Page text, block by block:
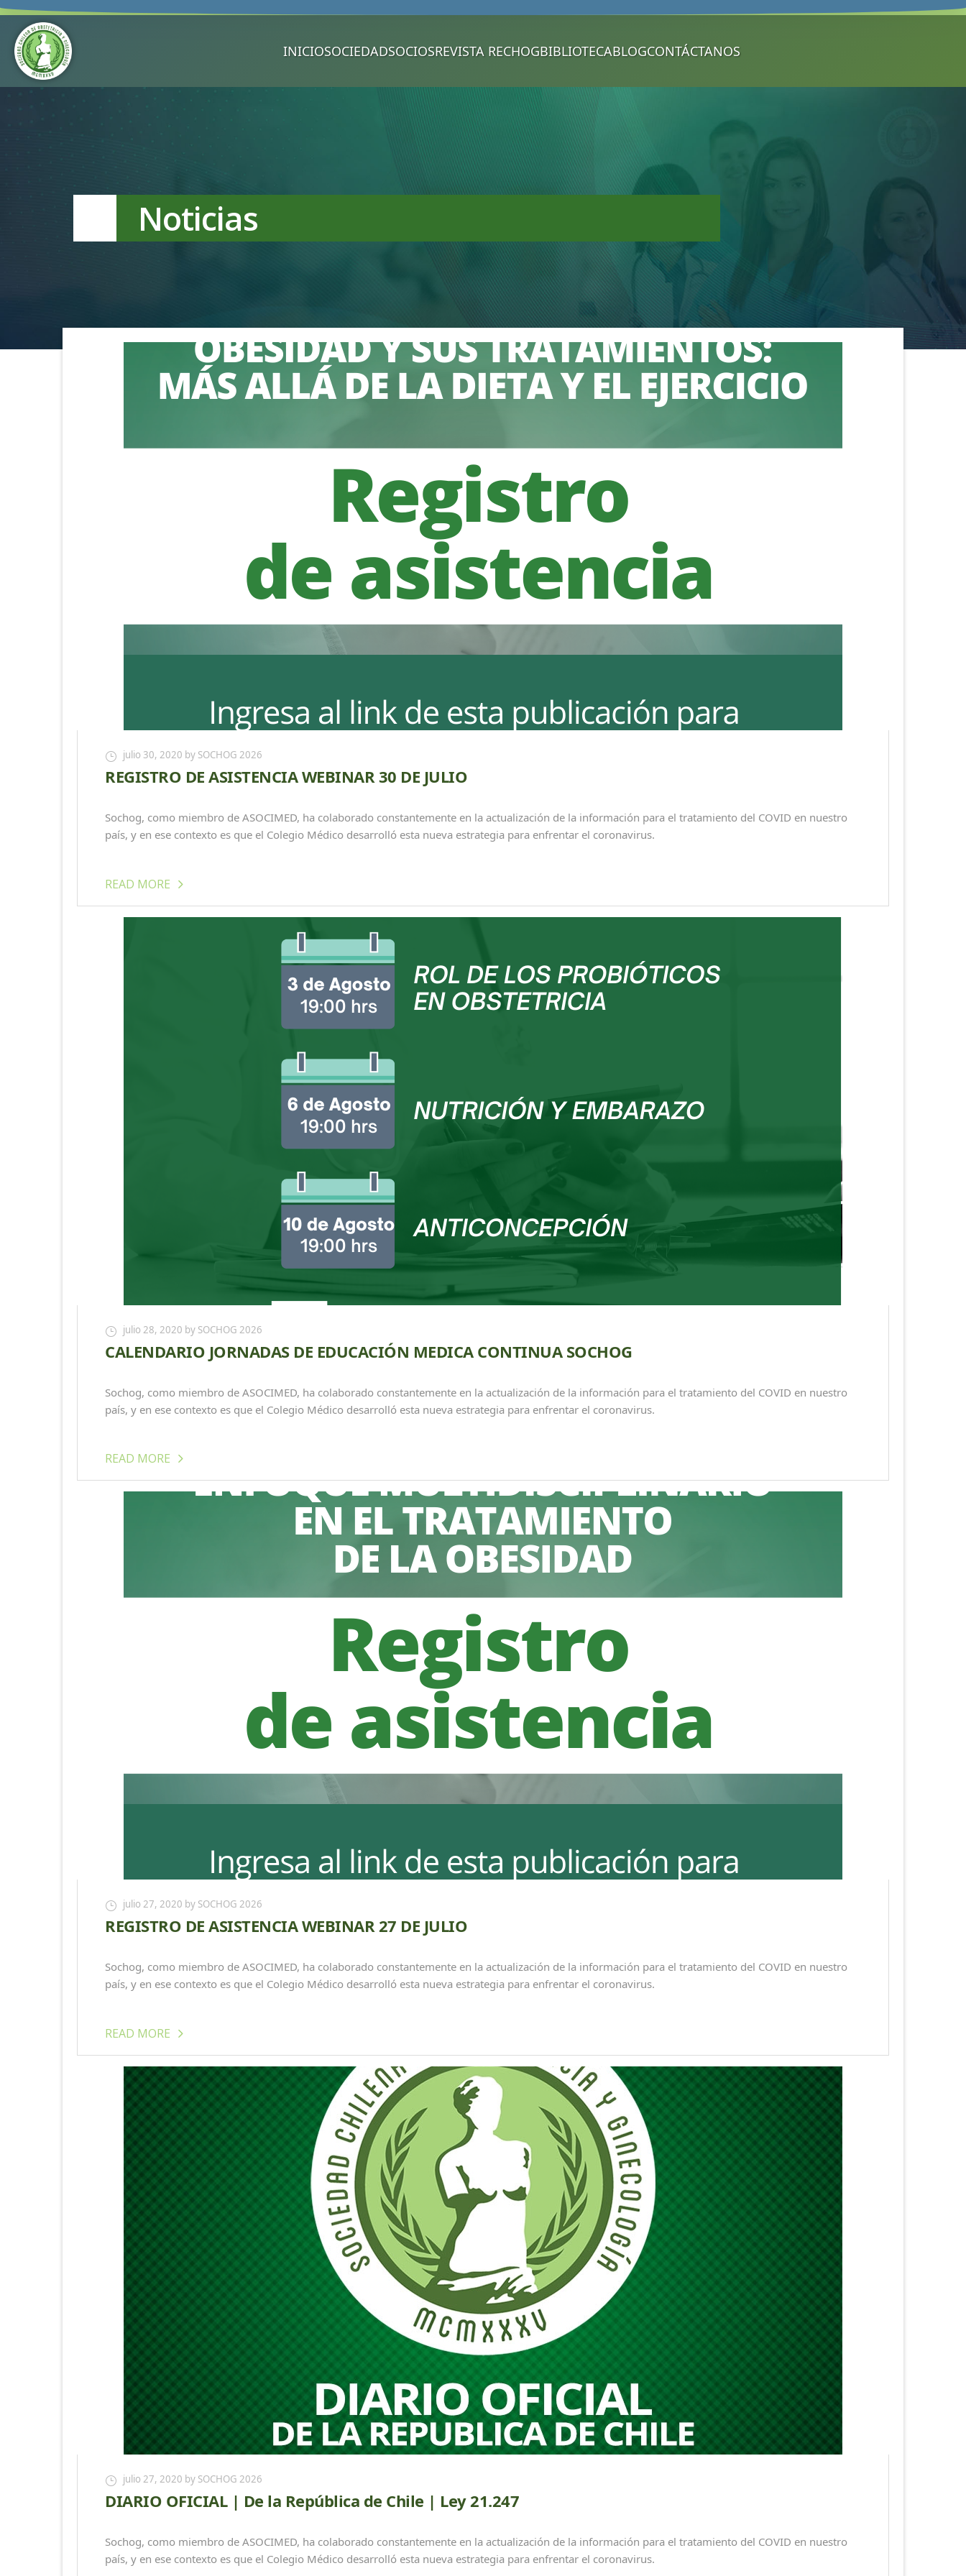
INICIOSOCIEDADSOCIOSREVISTA RECHOGBIBLIOTECABLOGCONTÁCTANOS️
Noticias
julio 30, 2020 by SOCHOG 2026
REGISTRO DE ASISTENCIA WEBINAR 30 DE JULIO
Sochog, como miembro de ASOCIMED, ha colaborado constantemente en la actualización de la información para el tratamiento del COVID en nuestro
país, y en ese contexto es que el Colegio Médico desarrolló esta nueva estrategia para enfrentar el coronavirus.
READ MORE
julio 28, 2020 by SOCHOG 2026
CALENDARIO JORNADAS DE EDUCACIÓN MEDICA CONTINUA SOCHOG
Sochog, como miembro de ASOCIMED, ha colaborado constantemente en la actualización de la información para el tratamiento del COVID en nuestro
país, y en ese contexto es que el Colegio Médico desarrolló esta nueva estrategia para enfrentar el coronavirus.
READ MORE
julio 27, 2020 by SOCHOG 2026
REGISTRO DE ASISTENCIA WEBINAR 27 DE JULIO
Sochog, como miembro de ASOCIMED, ha colaborado constantemente en la actualización de la información para el tratamiento del COVID en nuestro
país, y en ese contexto es que el Colegio Médico desarrolló esta nueva estrategia para enfrentar el coronavirus.
READ MORE
julio 27, 2020 by SOCHOG 2026
DIARIO OFICIAL | De la República de Chile | Ley 21.247
Sochog, como miembro de ASOCIMED, ha colaborado constantemente en la actualización de la información para el tratamiento del COVID en nuestro
país, y en ese contexto es que el Colegio Médico desarrolló esta nueva estrategia para enfrentar el coronavirus.